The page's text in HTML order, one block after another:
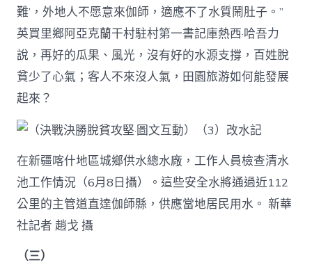
難’，外地人不愿意來伽師，適應不了水質鬧肚子。”
英買里鄉阿亞克蘭干村駐村第一書記庫熱西·哈吾力
說，再好的瓜果、風光，沒有好的水源支撐，百姓脫
貧少了心氣；客人不來沒人氣，田園旅游如何能發展
起來？
在新疆喀什地區城鄉供水總水廠，工作人員檢查清水
池工作情況（6月8日攝）。這些安全水將通過近112
公里的主管道直達伽師縣，供應當地居民用水。 新華
社記者 趙戈 攝
（三）